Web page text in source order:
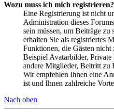
Wozu muss ich mich registrieren?
Eine Registrierung ist nicht
Administration dieses
sein müssen, um Beiträge
erhalten Sie als registriertes
Funktionen, die Gästen nicht
Beispiel Avatarbilder,
andere Mitglieder, Beitritt zu
Wir empfehlen Ihnen eine
ist und Ihnen zahlreiche
Nach oben